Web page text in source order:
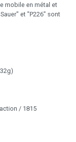
mobile en métal et
et "P226" sont
/ 1815